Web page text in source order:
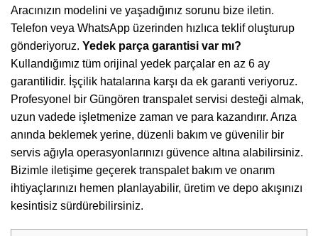
Aracınızın modelini ve yaşadığınız sorunu bize iletin.
Telefon veya WhatsApp üzerinden hızlıca teklif oluşturup
gönderiyoruz. Yedek parça garantisi var mı?
Kullandığımız tüm orijinal yedek parçalar en az 6 ay
garantilidir. İşçilik hatalarına karşı da ek garanti veriyoruz.
Profesyonel bir Güngören transpalet servisi desteği almak,
uzun vadede işletmenize zaman ve para kazandırır. Arıza
anında beklemek yerine, düzenli bakım ve güvenilir bir
servis ağıyla operasyonlarınızı güvence altına alabilirsiniz.
Bizimle iletişime geçerek transpalet bakım ve onarım
ihtiyaçlarınızı hemen planlayabilir, üretim ve depo akışınızı
kesintisiz sürdürebilirsiniz.